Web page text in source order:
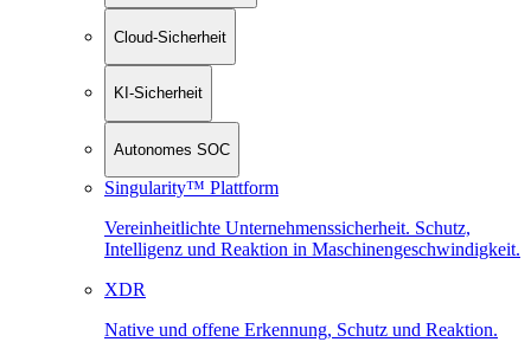
Cloud-Sicherheit
KI-Sicherheit
Autonomes SOC
Singularity™ Plattform
Vereinheitlichte Unternehmenssicherheit. Schutz,
Intelligenz und Reaktion in Maschinen­geschwindigkeit.
XDR
Native und offene Erkennung, Schutz und Reaktion.